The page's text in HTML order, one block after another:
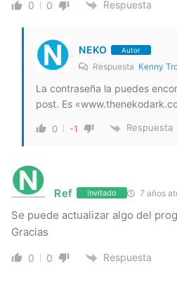
0 0 Respuesta
NEKO Autor
Respuesta Kenny
La contraseña la puedes
post. Es
0 -1 Respuesta
Ref Invitado 7 años
Se puede actualizar algo del
Gracias
0 0 Respuesta